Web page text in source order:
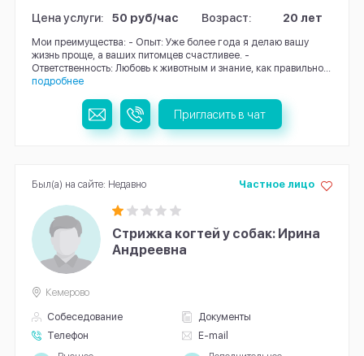
Цена услуги: 50 руб/час Возраст: 20 лет
Мои преимущества: - Опыт: Уже более года я делаю вашу
жизнь проще, а ваших питомцев счастливее. -
Ответственность: Любовь к животным и знание, как правильно...
подробнее
Пригласить в чат
Стрижка когтей у собак: Ирина
Андреевна
Собеседование
Документы
Телефон
E-mail
Частное лицо
Кемерово
Был(а) на сайте: Недавно